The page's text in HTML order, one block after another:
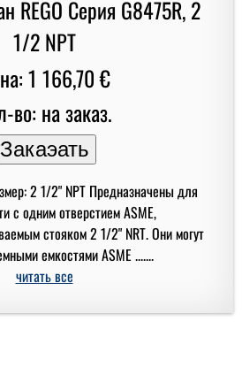
1 166,70 €
во: на заказ.
2 1/2" NPT Предназначены для
с одним отверстием ASME,
стояком 2 1/2" NRT. Они могут
емкостями ASME .......
читать все